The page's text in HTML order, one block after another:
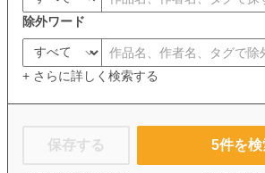
除外ワード
+ さらに詳しく検索する
保存する 5件を検